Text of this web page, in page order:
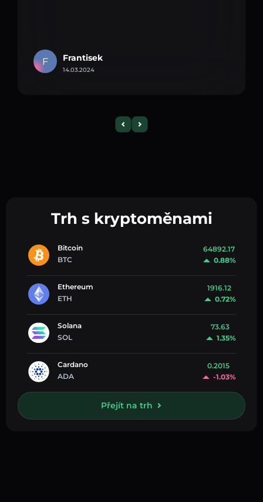
F Frantisek
14.03.2024
Trh s kryptoměnami
Bitcoin
BTC
64892.17
0.88%
Ethereum
ETH
1916.12
0.72%
Solana
SOL
73.63
1.35%
Cardano
ADA
0.2015
-1.03%
Přejít na trh